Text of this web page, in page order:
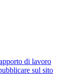
di lavoro
sul sito